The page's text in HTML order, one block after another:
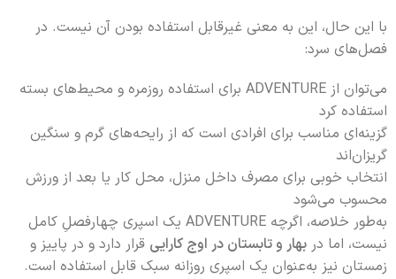
با این حال، این به معنی غیرقابل استفاده بودن آن نیست. در
فصل‌های سرد:
می‌توان از ADVENTURE برای استفاده روزمره و محیط‌های بسته
استفاده کرد
گزینه‌ای مناسب برای افرادی است که از رایحه‌های گرم و سنگین
گریزان‌اند
انتخاب خوبی برای مصرف داخل منزل، محل کار یا بعد از ورزش
محسوب می‌شود
به‌طور خلاصه، اگرچه ADVENTURE یک اسپری چهارفصلِ کامل
نیست، اما در بهار و تابستان در اوج کارایی قرار دارد و در پاییز و
زمستان نیز به‌عنوان یک اسپری روزانه سبک قابل استفاده است.